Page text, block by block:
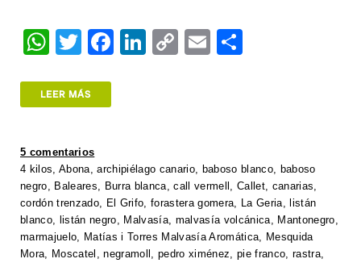
W
at
A
p
p
T
tt
F
o
o
k
Li
n
C
n
k
E
LEER MÁS
5 comentarios
4 kilos, Abona,archipiélago canario, baboso blanco, baboso
negro, Baleares, Burra blanca,call vermell , Callet, canarias,
cordón trenzado, El Grifo, forastera gomera, La Geria, listán
blanco, listán negro, Malvasía, malvasía volcánica, Mantonegro,
marmajuelo, Matías i Torres Malvasía Aromática, Mesquida
Mora, Moscatel ,negramoll , pedro ximénez, pie franco, rastra,